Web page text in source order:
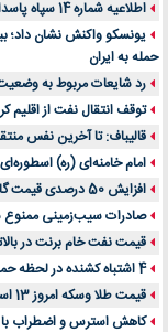
اطلاعیه شماره 14 سپاه پاسداران
یونسکو واکنش نشان داد؛
حمله به ایران
رد شایعات مربوط به
توقف انتقال نفت از اقلیم
قالیباف: تا آخرین نفس
امام خامنه‌ای (ره)
افزایش 50 درصدی قیمت گاز در اروپا
صادرات سیب‌زمینی
قیمت نفت خام برنت در
4 اشتباه کشنده در لحظه حمله هوایی و انفجار/ چگونه از خود محافظت کنیم؟
قیمت طلا وسکه امروز 13 اسفند
کاهش استرس و اضطراب با تغذیه